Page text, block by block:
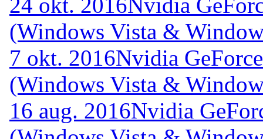
(Windows Vista &
7 okt. 2016Nvidia
(Windows Vista &
16 aug. 2016Nvidia